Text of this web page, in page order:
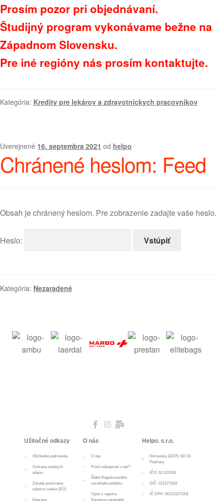
Prosím pozor pri objednávaní.
Študijný program vykonávame bežne na
Západnom Slovensku.
Pre iné regióny nás prosím kontaktujte.
Kategória: Kredity pre lekárov a zdravotníckych pracovníkov
Uverejnené 16. septembra 2021 od helpo
Chránené heslom: Feed
Obsah je chránený heslom. Pre zobrazenie zadajte vaše heslo.
Heslo:
Kategória: Nezaradené
Užitočné odkazy
Obchodné podmienky
Ochrana osobných
údajov
Zásady používania
súborov cookie (EÚ)
Doprava
O nás
O nás
Prečo nakupovať u nás?
Štátút Registrovaného
sociálneho podniku
Výpis z registra
Partnerov verejného
Helpo. s.r.o.
Nitrianska 1837/5, 921 01
Piešťany
IČO: 53 123 816
DIČ: 2121271911
IČ DPH: SK2121271911